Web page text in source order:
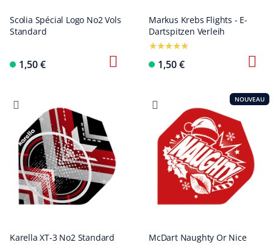
Scolia Spécial Logo No2 Vols
Standard
1,50 €
Markus Krebs Flights - E-
Dartspitzen Verleih
1,50 €
Karella XT-3 No2 Standard
NOUVEAU
McDart Naughty Or Nice